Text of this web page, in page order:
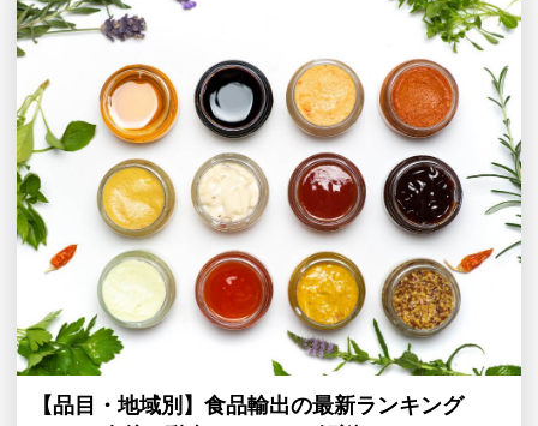
【品目・地域別】食品輸出の最新ランキング